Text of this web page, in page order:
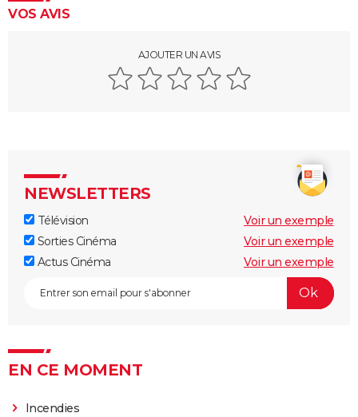
VOS AVIS
AJOUTER UN AVIS
NEWSLETTERS
Télévision
Voir un exemple
Sorties Cinéma
Voir un exemple
Actus Cinéma
Voir un exemple
EN CE MOMENT
Incendies